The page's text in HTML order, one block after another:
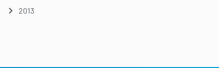
2013